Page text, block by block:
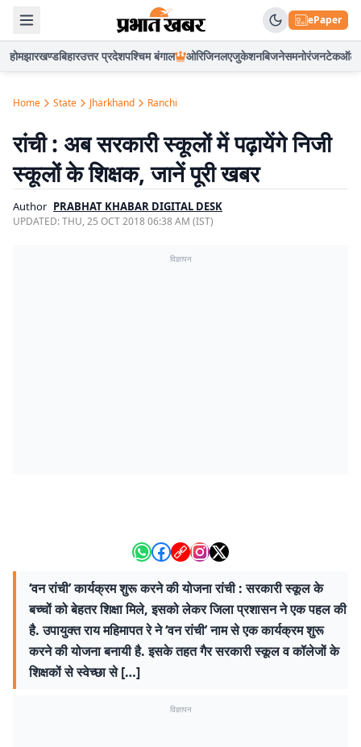
ePaper
होमझारखण्डबिहारउत्तर प्रदेशपश्चिम बंगाल ओरिजिनलएजुकेशनबिजनेसमनोरंजनटेकऑटो
Home State Jharkhand Ranchi
रांची : अब सरकारी स्कूलों में पढ़ायेंगे निजी
स्कूलों के शिक्षक, जानें पूरी खबर
Author PRABHAT KHABAR DIGITAL DESK
UPDATED:THU, 25 OCT 2018 06:38 AM (IST)
विज्ञापन
‘वन रांची’ कार्यक्रम शुरू करने की योजना रांची : सरकारी स्कूल के
बच्चों को बेहतर शिक्षा मिले, इसको लेकर जिला प्रशासन ने एक पहल की
है. उपायुक्त राय महिमापत रे ने ‘वन रांची’ नाम से एक कार्यक्रम शुरू
करने की योजना बनायी है. इसके तहत गैर सरकारी स्कूल व कॉलेजों के
शिक्षकों से स्वेच्छा से […]
विज्ञापन